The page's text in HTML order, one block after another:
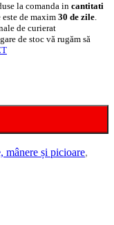
la comanda in cantitati
de maxim 30 de zile.
de curierat
de stoc vă rugăm să
mânere și picioare,